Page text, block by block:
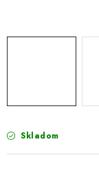
Skladom